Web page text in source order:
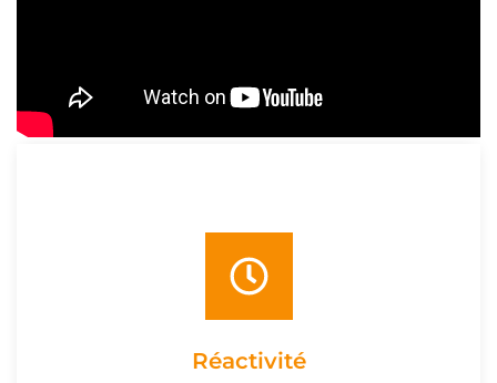
Réactivité